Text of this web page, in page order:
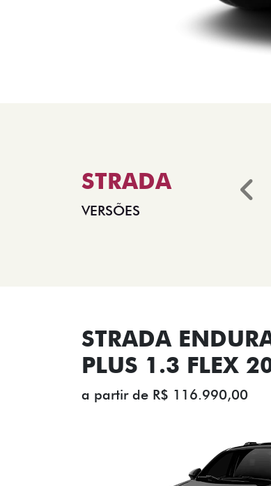
STRADA
VERSÕES
STRADA
PLUS 1.3 FLEX
a partir de R$ 116.990,00